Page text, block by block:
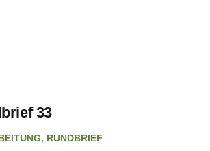
33
, RUNDBRIEF